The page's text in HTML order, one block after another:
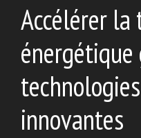
Accélérer
énergétique
innovantes